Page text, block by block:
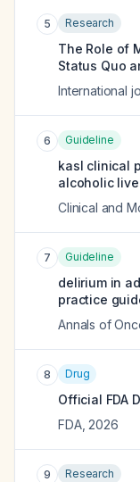
5 Research
The Role of
Status Quo
International
6 Guideline
kasl clinical
alcoholic
Clinical and
7 Guideline
delirium in
practice
Annals of
8 Drug
Official FDA
FDA, 2026
9 Research